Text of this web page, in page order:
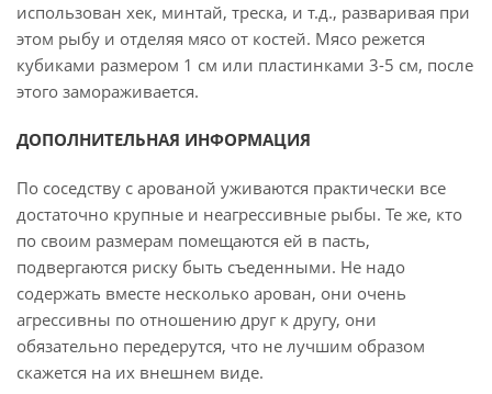
использован хек, минтай, треска, и т.д., разваривая при
этом рыбу и отделяя мясо от костей. Мясо режется
кубиками размером 1 см или пластинками 3-5 см, после
этого замораживается.
ДОПОЛНИТЕЛЬНАЯ ИНФОРМАЦИЯ
По соседству с арованой уживаются практически все
достаточно крупные и неагрессивные рыбы. Те же, кто
по своим размерам помещаются ей в пасть,
подвергаются риску быть съеденными. Не надо
содержать вместе несколько арован, они очень
агрессивны по отношению друг к другу, они
обязательно передерутся, что не лучшим образом
скажется на их внешнем виде.